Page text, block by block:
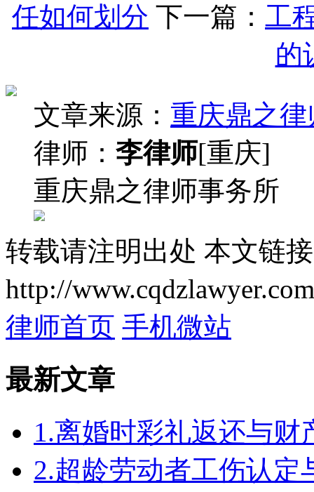
任如何划分 下一篇： 工
的
文章来源： 重庆鼎之
律师： 李律师[重庆]
重庆鼎之律师事务所
转载请注明出处 本文链
http://
律师首页 手机微站
最新文章
1.离婚时彩礼返还与财
2.超龄劳动者工伤认定